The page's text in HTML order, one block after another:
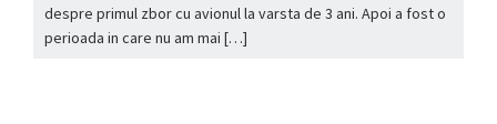
despre primul zbor cu avionul la varsta de 3 ani. Apoi a fost o
perioada in care nu am mai […]